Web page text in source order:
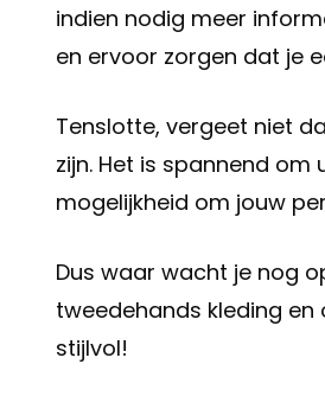
indien nodig meer
en ervoor zorgen dat je
Tenslotte, vergeet niet
zijn. Het is spannend
mogelijkheid om jouw
Dus waar wacht je nog
tweedehands kleding
stijlvol!